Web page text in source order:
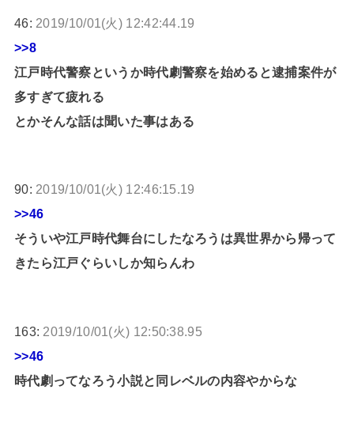
46: 2019/10/01(火) 12:42:44.19
>>8
江戸時代警察というか時代劇警察を始めると逮捕案件が
多すぎて疲れる
とかそんな話は聞いた事はある
90: 2019/10/01(火) 12:46:15.19
>>46
そういや江戸時代舞台にしたなろうは異世界から帰って
きたら江戸ぐらいしか知らんわ
163: 2019/10/01(火) 12:50:38.95
>>46
時代劇ってなろう小説と同レベルの内容やからな